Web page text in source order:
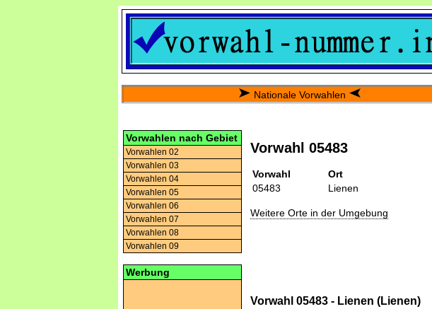
Nationale Vorwahlen
Vorwahlen nach Gebiet
Vorwahlen 02
Vorwahlen 03
Vorwahlen 04
Vorwahlen 05
Vorwahlen 06
Vorwahlen 07
Vorwahlen 08
Vorwahlen 09
Werbung
Vorwahl 05483
Vorwahl Ort
05483
Lienen
Weitere Orte in der Umgebung
Vorwahl 05483 - Lienen (Lienen)